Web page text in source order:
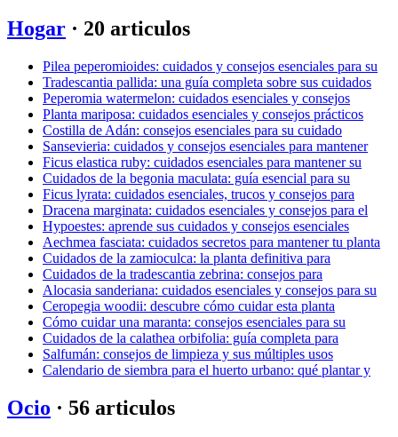
Hogar · 20 articulos
Pilea peperomioides: cuidados y consejos esenciales para su
Tradescantia pallida: una guía completa sobre sus cuidados
Peperomia watermelon: cuidados esenciales y consejos
Planta mariposa: cuidados esenciales y consejos prácticos
Costilla de Adán: consejos esenciales para su cuidado
Sansevieria: cuidados y consejos esenciales para mantener
Ficus elastica ruby: cuidados esenciales para mantener su
Cuidados de la begonia maculata: guía esencial para su
Ficus lyrata: cuidados esenciales, trucos y consejos para
Dracena marginata: cuidados esenciales y consejos para el
Hypoestes: aprende sus cuidados y consejos esenciales
Aechmea fasciata: cuidados secretos para mantener tu planta
Cuidados de la zamioculca: la planta definitiva para
Cuidados de la tradescantia zebrina: consejos para
Alocasia sanderiana: cuidados esenciales y consejos para su
Ceropegia woodii: descubre cómo cuidar esta planta
Cómo cuidar una maranta: consejos esenciales para su
Cuidados de la calathea orbifolia: guía completa para
Salfumán: consejos de limpieza y sus múltiples usos
Calendario de siembra para el huerto urbano: qué plantar y
Ocio · 56 articulos